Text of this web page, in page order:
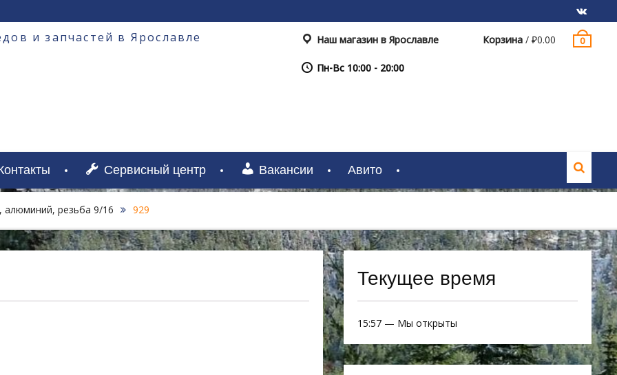
VK
и запчастей в Ярославле Корзина / ₽0.00 0
Наш магазин в Ярославле
Пн-Вс 10:00 - 20:00
Сервисный центр Вакансии Авито
алюминий, резьба 9/16 929
Текущее время
15:57 — Мы открыты